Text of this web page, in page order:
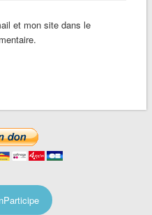
et mon site dans le